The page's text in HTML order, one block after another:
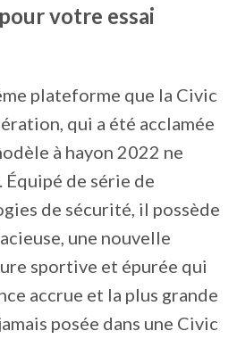
votre essai
plateforme que la Civic
qui a été acclamée
à hayon 2022 ne
Équipé de série de
de sécurité, il possède
une nouvelle
sportive et épurée qui
accrue et la plus grande
posée dans une Civic